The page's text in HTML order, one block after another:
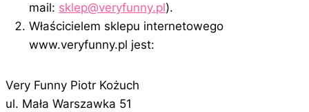
mail: sklep@veryfunny.pl).
Właścicielem sklepu internetowego
www.veryfunny.pl jest:
Very Funny Piotr Kożuch
ul. Mała Warszawka 51